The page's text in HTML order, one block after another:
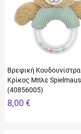
Βρεφική Κουδουνίστρα
Κρίκος Μπλε Spielmaus
(40856005)
8,00 €